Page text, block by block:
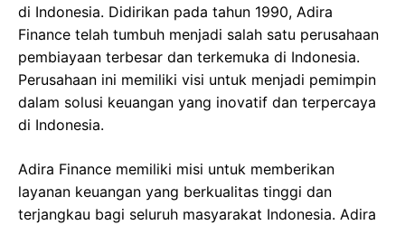
di Indonesia. Didirikan pada tahun 1990, Adira
Finance telah tumbuh menjadi salah satu perusahaan
pembiayaan terbesar dan terkemuka di Indonesia.
Perusahaan ini memiliki visi untuk menjadi pemimpin
dalam solusi keuangan yang inovatif dan terpercaya
di Indonesia.
Adira Finance memiliki misi untuk memberikan
layanan keuangan yang berkualitas tinggi dan
terjangkau bagi seluruh masyarakat Indonesia. Adira